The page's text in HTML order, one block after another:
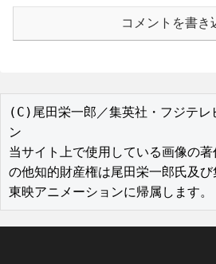
コメントを書き
(C)尾田栄一郎／集英社・フジテレ
ン
当サイト上で使用している画像の
の他知的財産権は尾田栄一郎氏及び
東映アニメーションに帰属します。